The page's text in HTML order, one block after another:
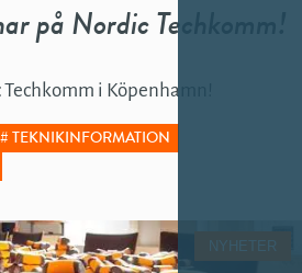
på Nordic Techkomm!
i Köpenhamn!
TEKNIKINFORMATION
NYHETER